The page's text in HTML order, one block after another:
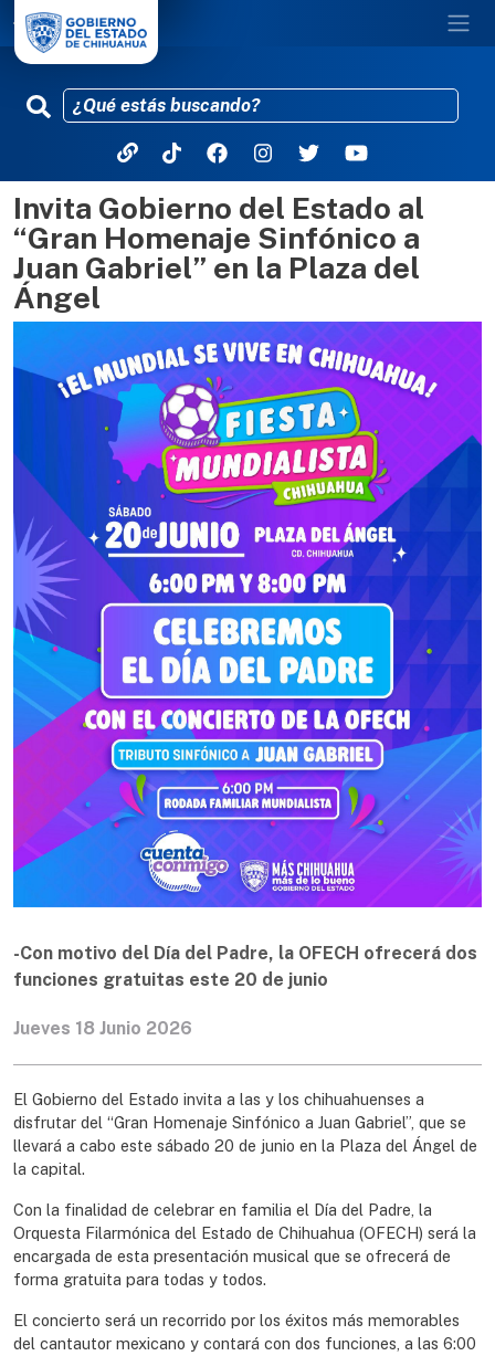
Pasar al contenido principal
Invita Gobierno del Estado al
“Gran Homenaje Sinfónico a
Juan Gabriel” en la Plaza del
Ángel
-Con motivo del Día del Padre, la OFECH ofrecerá dos
funciones gratuitas este 20 de junio
Jueves 18 Junio 2026
El Gobierno del Estado invita a las y los chihuahuenses a
disfrutar del “Gran Homenaje Sinfónico a Juan Gabriel”, que se
llevará a cabo este sábado 20 de junio en la Plaza del Ángel de
la capital.
Con la finalidad de celebrar en familia el Día del Padre, la
Orquesta Filarmónica del Estado de Chihuahua (OFECH) será la
encargada de esta presentación musical que se ofrecerá de
forma gratuita para todas y todos.
El concierto será un recorrido por los éxitos más memorables
del cantautor mexicano y contará con dos funciones, a las 6:00